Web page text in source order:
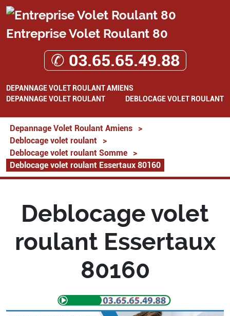
Entreprise Volet Roulant 80
✆ 03.65.65.49.88
DEPANNAGE VOLET ROULANT AMIENS
DEPANNAGE VOLET ROULANT
DEBLOCAGE VOLET ROULANT
Depannage Volet Roulant Amiens
>
Deblocage volet roulant
>
Deblocage volet roulant Somme
>
Deblocage volet roulant Essertaux 80160
Deblocage volet
roulant Essertaux
80160